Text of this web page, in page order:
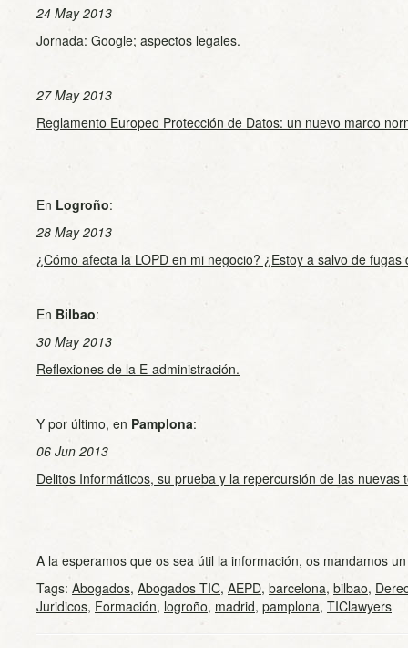
24 May 2013
Jornada: Google; aspectos legales.
27 May 2013
Reglamento Europeo Protección de Datos: un nuevo marco
En Logroño:
28 May 2013
¿Cómo afecta la LOPD en mi negocio? ¿Estoy a salvo de fugas
En Bilbao:
30 May 2013
Reflexiones de la E-administración.
Y por último, en Pamplona:
06 Jun 2013
Delitos Informáticos, su prueba y la repercursión de las nuevas
A la esperamos que os sea útil la información, os mandamos
Tags: Abogados, Abogados TIC, AEPD, barcelona, bilbao,
Juridicos, Formación, logroño, madrid, pamplona, TIClawyers